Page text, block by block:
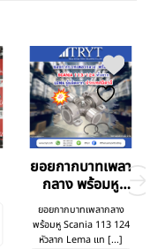
ยอยกากบาทเพลา
กลาง พร้อมหู
Scania 113 124
หัวลาก
ยอยกากบาทเพลากลาง
พร้อมหู Scania 113 124
หัวลาก Lema แท [...]